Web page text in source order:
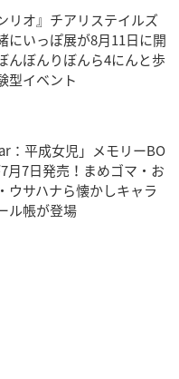
リオ』チアリステイルズ
にいっぽ展が8月11日に開
んぼんりぼんら4にんと歩
型イベント
：平成女児」メモリーBO
月7日発売！まめゴマ・お
ウサハナら懐かしキャラ
ル帳が登場